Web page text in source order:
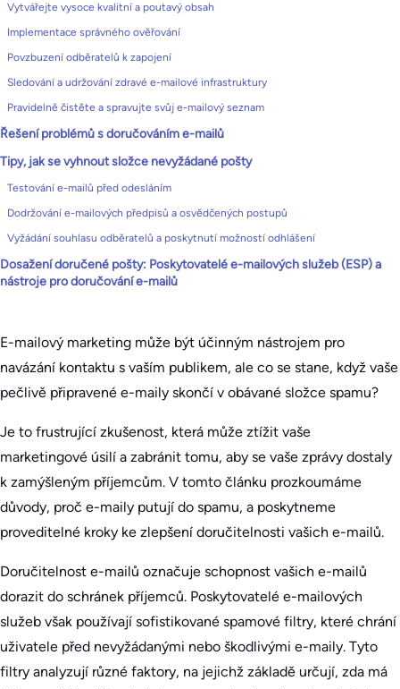
Vytvářejte vysoce kvalitní a poutavý obsah
Implementace správného ověřování
Povzbuzení odběratelů k zapojení
Sledování a udržování zdravé e-mailové infrastruktury
Pravidelně čistěte a spravujte svůj e-mailový seznam
Řešení problémů s doručováním e-mailů
Tipy, jak se vyhnout složce nevyžádané pošty
Testování e-mailů před odesláním
Dodržování e-mailových předpisů a osvědčených postupů
Vyžádání souhlasu odběratelů a poskytnutí možností odhlášení
Dosažení doručené pošty: Poskytovatelé e-mailových služeb (ESP) a
nástroje pro doručování e-mailů
E-mailový marketing může být účinným nástrojem pro
navázání kontaktu s vaším publikem, ale co se stane, když vaše
pečlivě připravené e-maily skončí v obávané složce spamu?
Je to frustrující zkušenost, která může ztížit vaše
marketingové úsilí a zabránit tomu, aby se vaše zprávy dostaly
k zamýšleným příjemcům. V tomto článku prozkoumáme
důvody, proč e-maily putují do spamu, a poskytneme
proveditelné kroky ke zlepšení doručitelnosti vašich e-mailů.
Doručitelnost e-mailů označuje schopnost vašich e-mailů
dorazit do schránek příjemců. Poskytovatelé e-mailových
služeb však používají sofistikované spamové filtry, které chrání
uživatele před nevyžádanými nebo škodlivými e-maily. Tyto
filtry analyzují různé faktory, na jejichž základě určují, zda má